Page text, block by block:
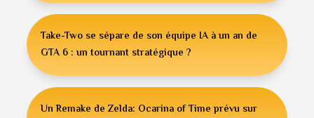
Take-Two se sépare de son équipe IA à un an de
GTA 6 : un tournant stratégique ?
Un Remake de Zelda: Ocarina of Time prévu sur